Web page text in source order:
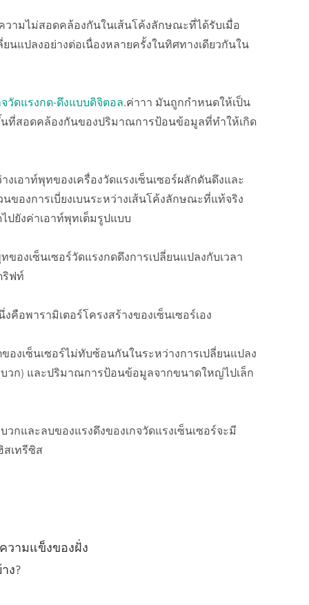
ามไม่สอดคล้องกันในเส้นโค้งลักษณะที่ได้รับเมื่อ
นแปลงอย่างต่อเนื่องหลายครั้งในทิศทางเดียวกันใน
จวัดแรงกด-ดึงแบบดิจิตอล.ค่าาา มันถูกกำหนดให้เป็น
ที่สอดคล้องกันของปริมาณการป้อนข้อมูลที่ทำให้เกิด
เอาท์พุทของเครื่องวัดแรงเซ็นเซอร์ผลักดันดึงและ
ของการเบี่ยงเบนระหว่างเส้นโค้งลักษณะที่แท้จริง
ปยังค่าเอาท์พุทเต็มรูปแบบ
องเซ็นเซอร์วัดแรงกดดึงการเปลี่ยนแปลงกับเวลา
ริฟท์
คือพารามิเตอร์โครงสร้างของเซ็นเซอร์เอง
องเซ็นเซอร์ไม่ทับซ้อนกันในระหว่างการเปลี่ยนแปลง
ก) และปริมาณการป้อนข้อมูลจากขนาดใหญ่ไปเล็ก
ละลบของแรงดึงของเกจวัดแรงเซ็นเซอร์จะมี
สเทรีซิส
วามแข็งของฝั่ง
ง?